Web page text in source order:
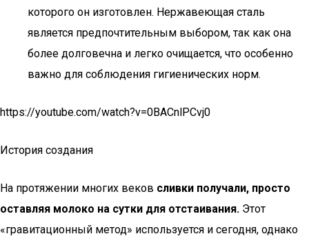
которого он изготовлен. Нержавеющая сталь
является предпочтительным выбором, так как она
более долговечна и легко очищается, что особенно
важно для соблюдения гигиенических норм.
https://youtube.com/watch?v=0BACnlPCvj0
История создания
На протяжении многих веков сливки получали, просто
оставляя молоко на сутки для отстаивания. Этот
«гравитационный метод» используется и сегодня, однако